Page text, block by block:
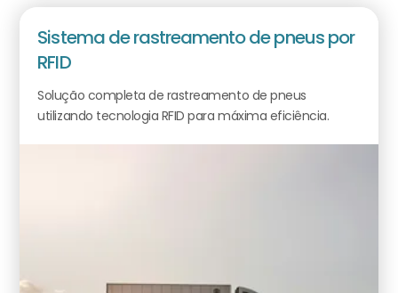
Sistema de rastreamento de pneus por
RFID
Solução completa de rastreamento de pneus
utilizando tecnologia RFID para máxima eficiência.